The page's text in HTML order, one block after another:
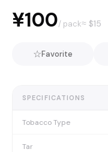
¥100/ pack≈ $15
☆Favorite
SPECIFICATIONS
Tobacco Type
Tar